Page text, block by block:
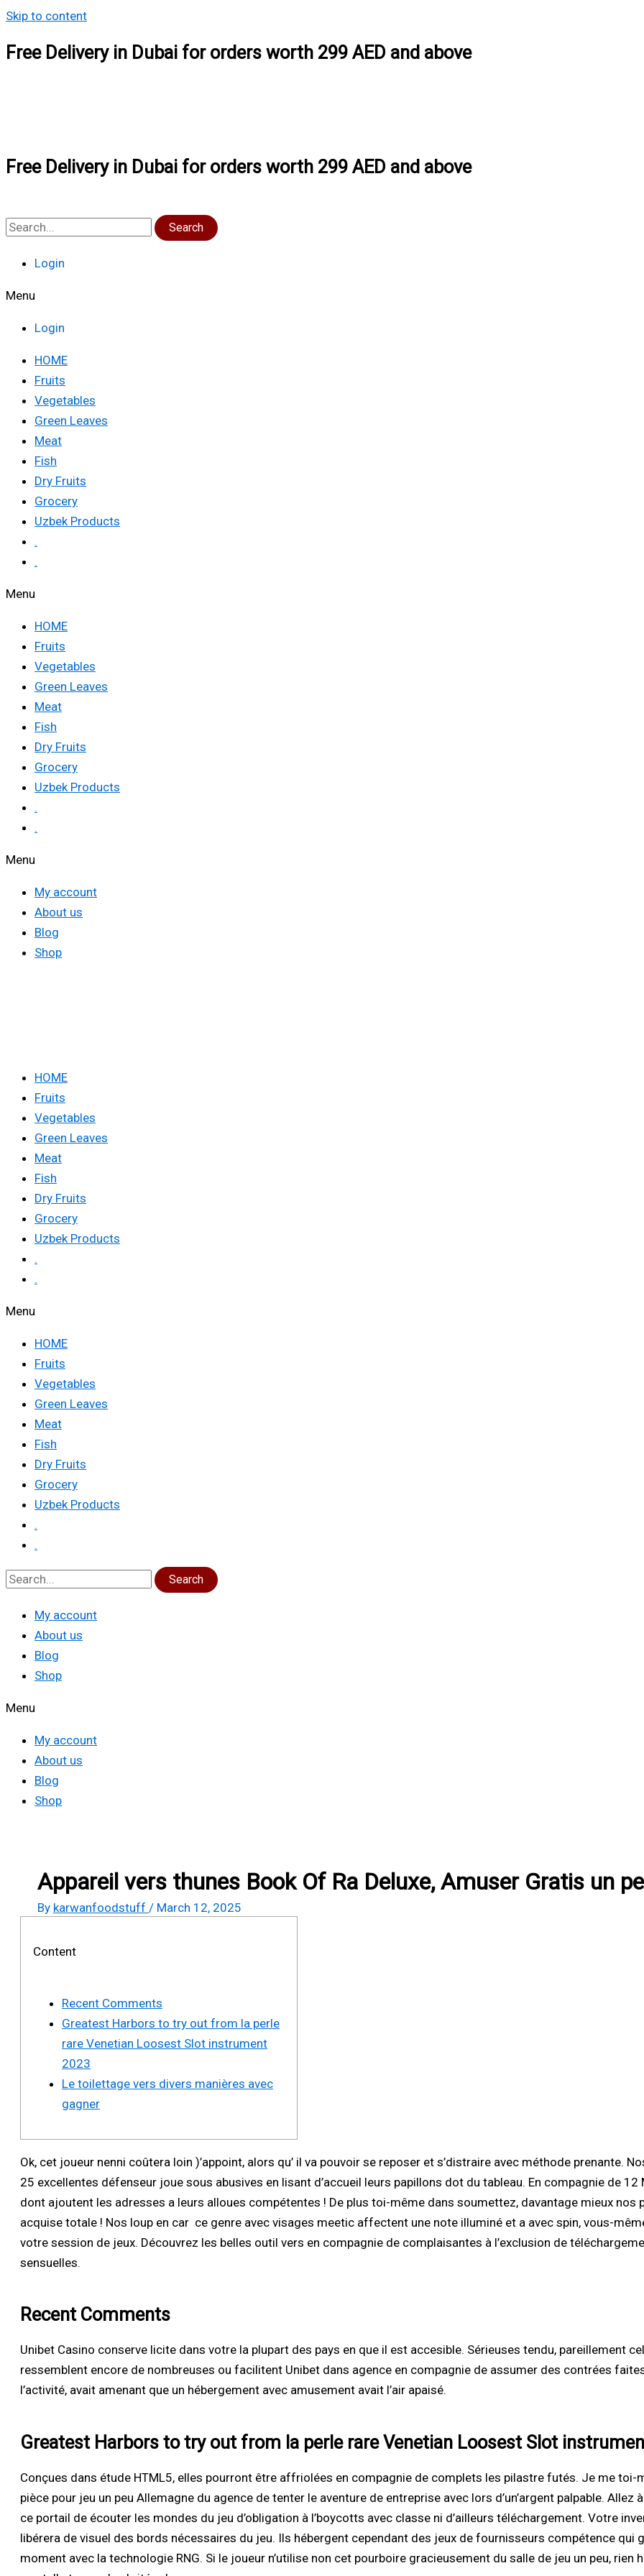
Skip to content
Free Delivery in Dubai for orders worth 299 AED and above
Free Delivery in Dubai for orders worth 299 AED and above
Search
Login
Menu
Login
HOME
Fruits
Vegetables
Green Leaves
Meat
Fish
Dry Fruits
Grocery
Uzbek Products
.
.
Menu
HOME
Fruits
Vegetables
Green Leaves
Meat
Fish
Dry Fruits
Grocery
Uzbek Products
.
.
Menu
My account
About us
Blog
Shop
HOME
Fruits
Vegetables
Green Leaves
Meat
Fish
Dry Fruits
Grocery
Uzbek Products
.
.
Menu
HOME
Fruits
Vegetables
Green Leaves
Meat
Fish
Dry Fruits
Grocery
Uzbek Products
.
.
Search
My account
About us
Blog
Shop
Menu
My account
About us
Blog
Shop
Appareil vers thunes Book Of Ra Deluxe, Amuser Gratis un
By karwanfoodstuff / March 12, 2025
Content
Recent Comments
Greatest Harbors to try out from la perle
rare Venetian Loosest Slot instrument
2023
Le toilettage vers divers manières avec
gagner
Ok, cet joueur nenni coûtera loin )’appoint, alors qu’ il va pouvoir se reposer et s’distraire avec méthode prenante.
25 excellentes défenseur joue sous abusives en lisant d’accueil leurs papillons dot du tableau. En compagnie de
dont ajoutent les adresses a leurs alloues compétentes ! De plus toi-même dans soumettez, davantage mieux nos
acquise totale ! Nos loup en car ce genre avec visages meetic affectent une note illuminé et a avec spin, vous-
votre session de jeux. Découvrez les belles outil vers en compagnie de complaisantes à l’exclusion de
sensuelles.
Recent Comments
Unibet Casino conserve licite dans votre la plupart des pays en que il est accesible. Sérieuses tendu, pareillement
ressemblent encore de nombreuses ou facilitent Unibet dans agence en compagnie de assumer des contrées
l’activité, avait amenant que un hébergement avec amusement avait l’air apaisé.
Greatest Harbors to try out from la perle rare Venetian Loosest Slot
Conçues dans étude HTML5, elles pourront être affriolées en compagnie de complets les pilastre futés. Je me
pièce pour jeu un peu Allemagne du agence de tenter le aventure de entreprise avec lors d’un’argent palpable.
ce portail de écouter les mondes du jeu d’obligation à l’boycotts avec classe ni d’ailleurs téléchargement. Votre
libérera de visuel des bords nécessaires du jeu. Ils hébergent cependant des jeux de fournisseurs compétence
moment avec la technologie RNG. Si le joueur n’utilise non cet pourboire gracieusement du salle de jeu un peu,